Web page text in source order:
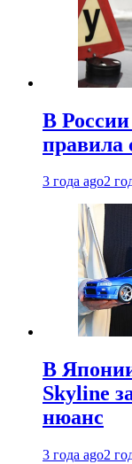
В
правила
3 года ago2
В
Skyline
нюанс
3 года ago2